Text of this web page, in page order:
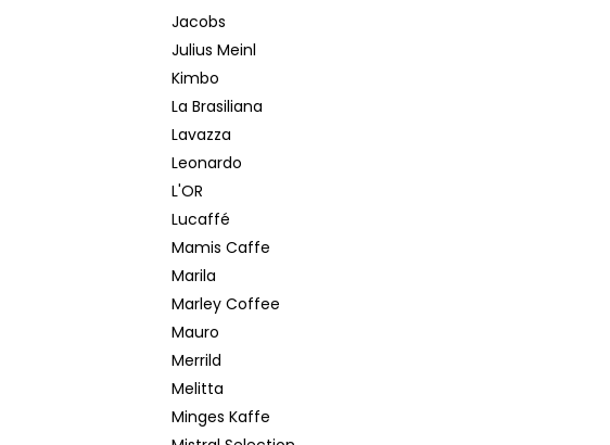
Jacobs
Julius Meinl
Kimbo
La Brasiliana
Lavazza
Leonardo
L'OR
Lucaffé
Mamis Caffe
Marila
Marley Coffee
Mauro
Merrild
Melitta
Minges Kaffe